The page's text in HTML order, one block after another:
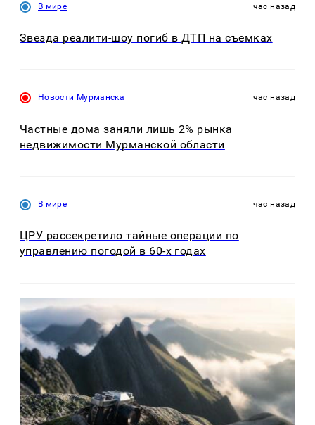
В мире час назад
Звезда реалити-шоу погиб в ДТП на съемках
Новости Мурманска час назад
Частные дома заняли лишь 2% рынка
недвижимости Мурманской области
В мире час назад
ЦРУ рассекретило тайные операции по
управлению погодой в 60-х годах